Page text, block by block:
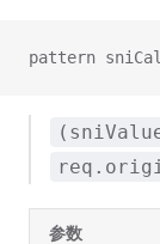
pattern
参数